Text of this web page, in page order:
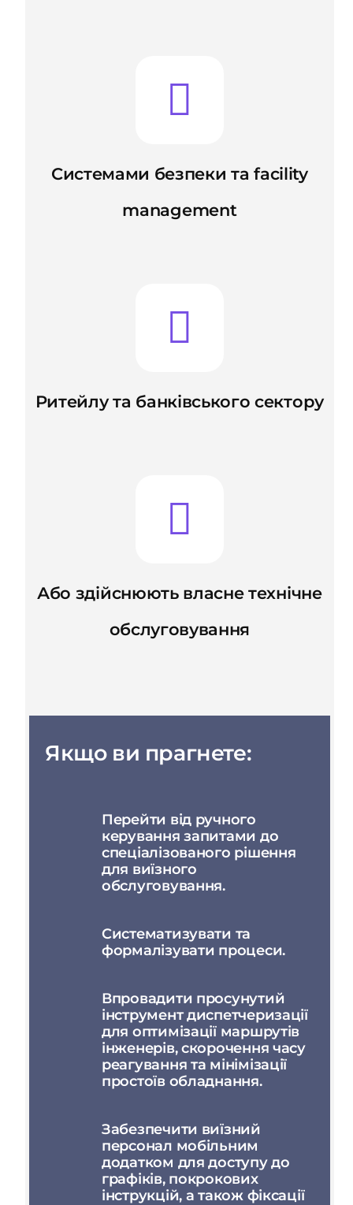
Системами безпеки та facility
management
Ритейлу та банківського сектору
Або здійснюють власне технічне
обслуговування
Якщо ви прагнете:
Перейти від ручного
керування запитами до
спеціалізованого рішення
для виїзного
обслуговування.
Систематизувати та
формалізувати процеси.
Впровадити просунутий
інструмент диспетчеризації
для оптимізації маршрутів
інженерів, скорочення часу
реагування та мінімізації
простоїв обладнання.
Забезпечити виїзний
персонал мобільним
додатком для доступу до
графіків, покрокових
інструкцій, а також фіксації